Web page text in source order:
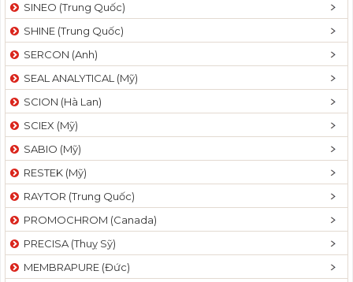
SINEO (Trung Quốc)
SHINE (Trung Quốc)
SERCON (Anh)
SEAL ANALYTICAL (Mỹ)
SCION (Hà Lan)
SCIEX (Mỹ)
SABIO (Mỹ)
RESTEK (Mỹ)
RAYTOR (Trung Quốc)
PROMOCHROM (Canada)
PRECISA (Thuỵ Sỹ)
MEMBRAPURE (Đức)